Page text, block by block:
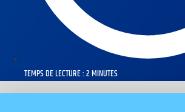
TEMPS DE LECTURE : 2 MINUTES